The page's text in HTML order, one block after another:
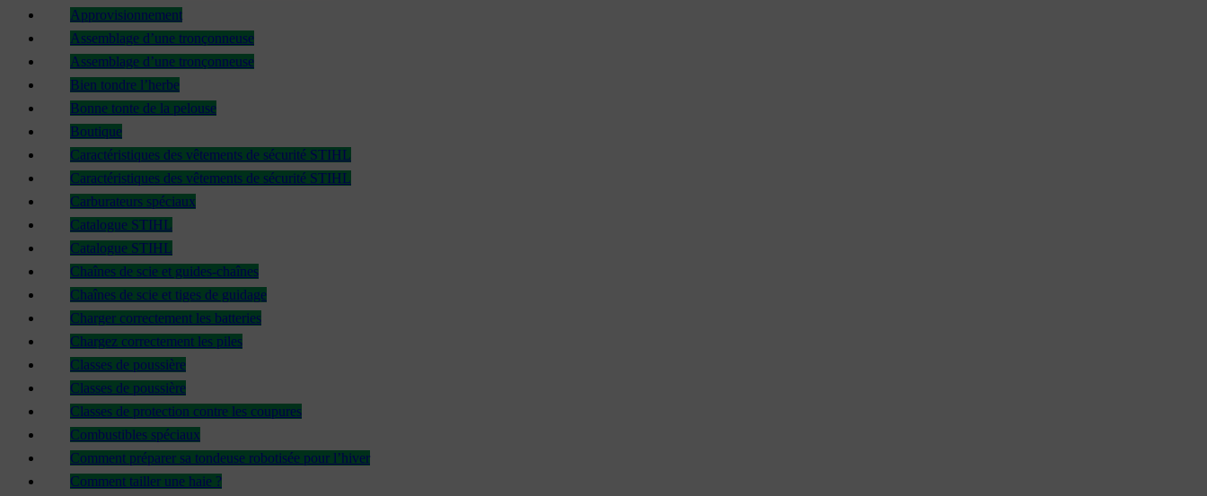
Approvisionnement
Assemblage d’une tronçonneuse
Assemblage d’une tronçonneuse
Bien tondre l’herbe
Bonne tonte de la pelouse
Boutique
Caractéristiques des vêtements de sécurité STIHL
Caractéristiques des vêtements de sécurité STIHL
Carburateurs spéciaux
Catalogue STIHL
Catalogue STIHL
Chaînes de scie et guides-chaînes
Chaînes de scie et tiges de guidage
Charger correctement les batteries
Chargez correctement les piles
Classes de poussière
Classes de poussière
Classes de protection contre les coupures
Combustibles spéciaux
Comment préparer sa tondeuse robotisée pour l’hiver
Comment tailler une haie ?